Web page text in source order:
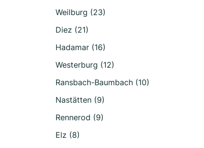
Weilburg (23)
Diez (21)
Hadamar (16)
Westerburg (12)
Ransbach-Baumbach (10)
Nastätten (9)
Rennerod (9)
Elz (8)